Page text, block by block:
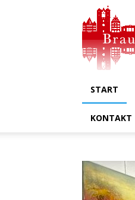
START
KONTAKT